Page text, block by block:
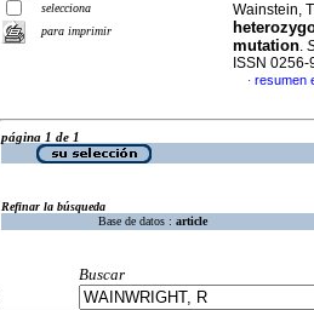
selecciona
para imprimir
Wainstein,
mutation.
ISSN 0256-
· resumen
página 1 de 1
Refinar la búsqueda
Base de datos : article
Buscar